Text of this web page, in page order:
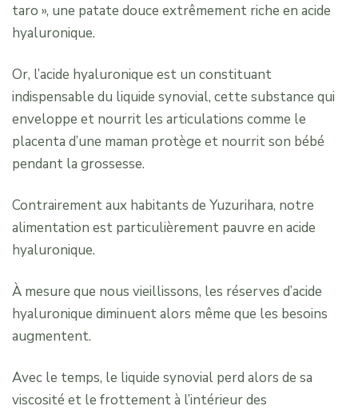
taro », une patate douce extrêmement riche en acide
hyaluronique.
Or, l’acide hyaluronique est un constituant
indispensable du liquide synovial, cette substance qui
enveloppe et nourrit les articulations comme le
placenta d’une maman protège et nourrit son bébé
pendant la grossesse.
Contrairement aux habitants de Yuzurihara, notre
alimentation est particulièrement pauvre en acide
hyaluronique.
À mesure que nous vieillissons, les réserves d’acide
hyaluronique diminuent alors même que les besoins
augmentent.
Avec le temps, le liquide synovial perd alors de sa
viscosité et le frottement à l’intérieur des